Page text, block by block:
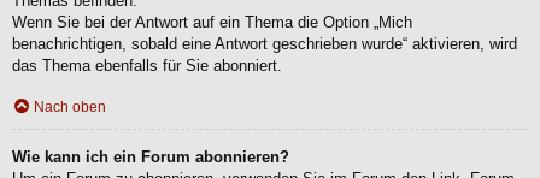
Wenn Sie bei der Antwort auf ein Thema die Option „Mich
benachrichtigen, sobald eine Antwort geschrieben wurde“ aktivieren, wird
das Thema ebenfalls für Sie abonniert.
Nach oben
Wie kann ich ein Forum abonnieren?